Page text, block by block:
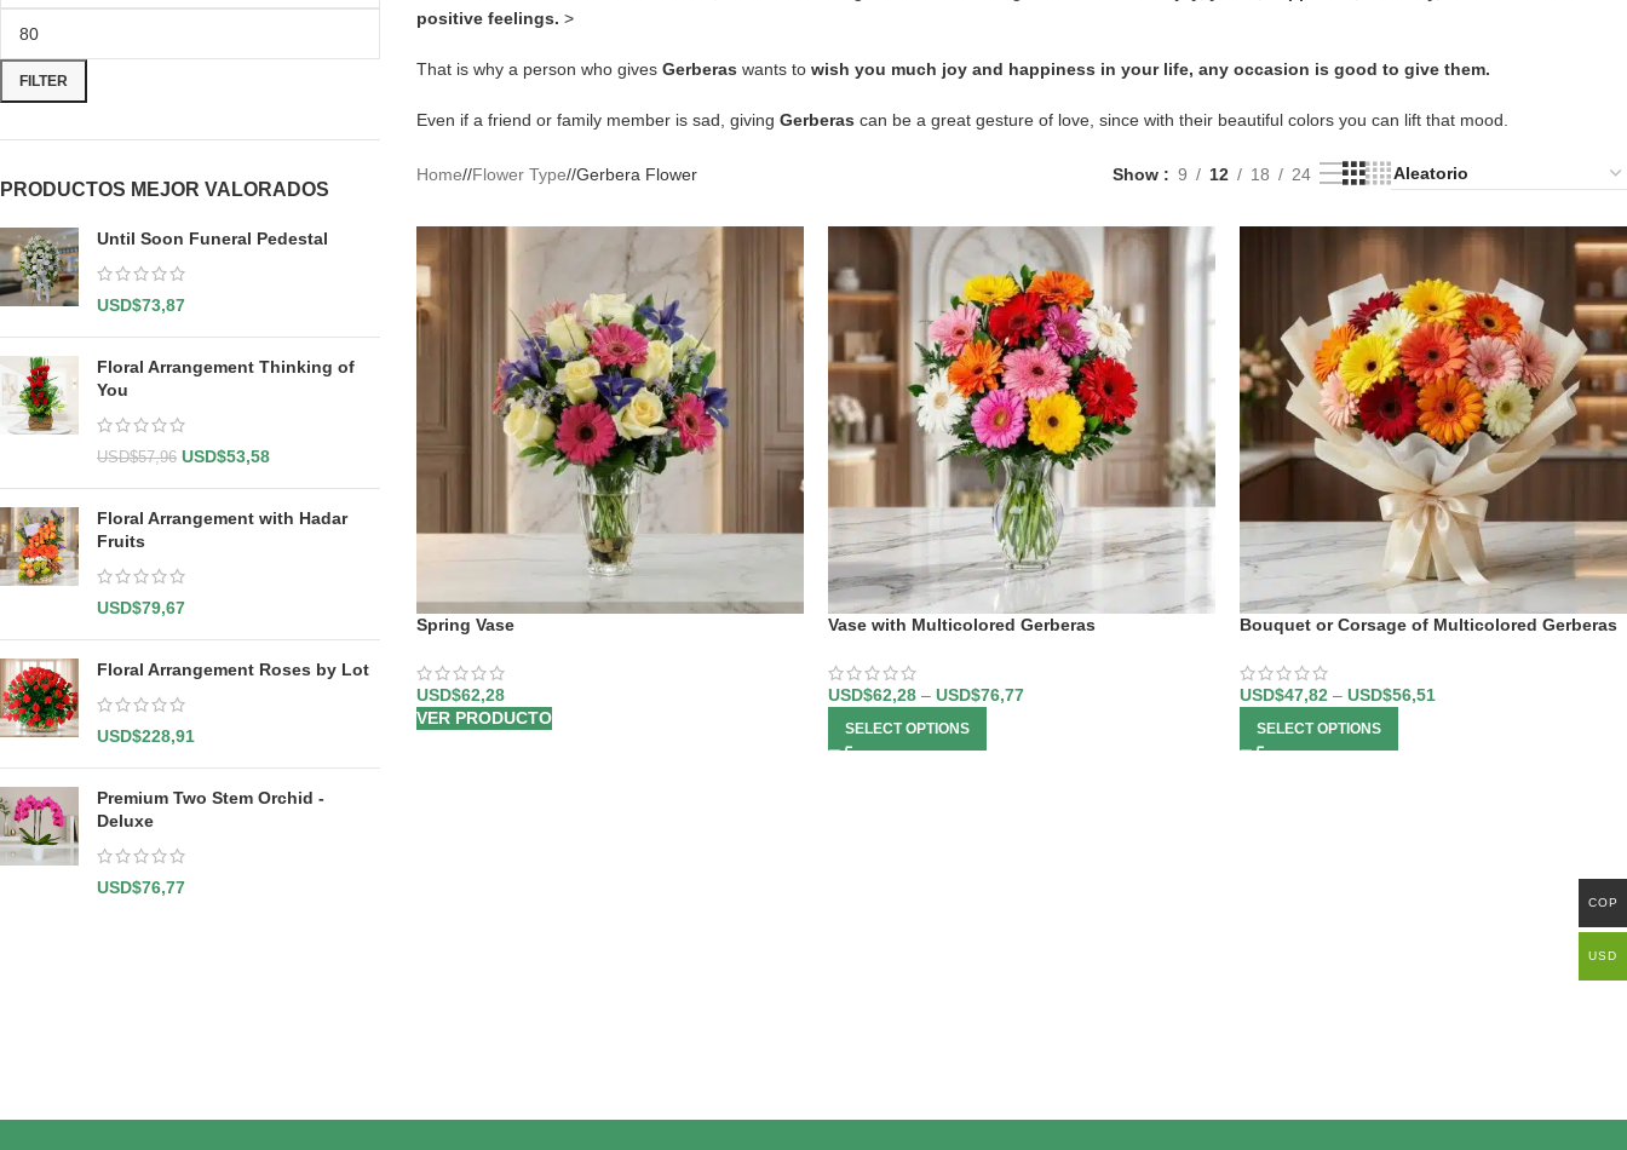
FILTER
PRODUCTOS MEJOR VALORADOS
Until Soon Funeral Pedestal
USD$73,87
Floral Arrangement Thinking of
You
USD$57,96 USD$53,58
Floral Arrangement with Hadar
Fruits
USD$79,67
Floral Arrangement Roses by Lot
USD$228,91
Premium Two Stem Orchid -
Deluxe
USD$76,77
positive feelings. >
That is why a person who gives Gerberas wants to wish you much joy and happiness in your life, any occasion is good to give them.
Even if a friend or family member is sad, giving Gerberas can be a great gesture of love, since with their beautiful colors you can lift that mood.
Home/ Flower Type/ Gerbera Flower Show 9 12 18 24
Spring Vase
USD$62,28
VER PRODUCTO
Vase with Multicolored Gerberas
USD$62,28 – USD$76,77
SELECT OPTIONS
Bouquet or Corsage of Multicolored Gerberas
USD$47,82 – USD$56,51
SELECT OPTIONS
COP
USD